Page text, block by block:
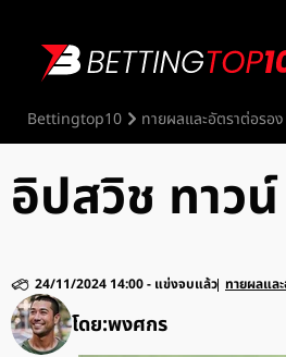
Bettingtop10 ทายผลและอัตราต่อรอง
อิปสวิช ทาว
โดย:พงศกร
24/11/2024 14:00- แข่งจบแล้ว ทายผลแล